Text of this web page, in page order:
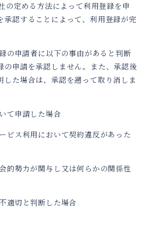
の定める方法によって利用登録を申
承認することによって、利用登録が完
の申請者に以下の事由があると判断
の申請を承認しません。また、承認後
した場合は、承認を遡って取り消しま
て申請した場合
ビス利用において契約違反があった
的勢力が関与し又は何らかの関係性
適切と判断した場合